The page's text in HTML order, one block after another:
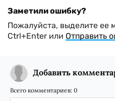
Заметили ошибку?
Пожалуйста, выделите
Ctrl+Enter или Отправить
Добавить
Всего комментариев: 0